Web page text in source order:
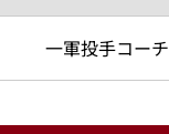
一軍投手コーチ